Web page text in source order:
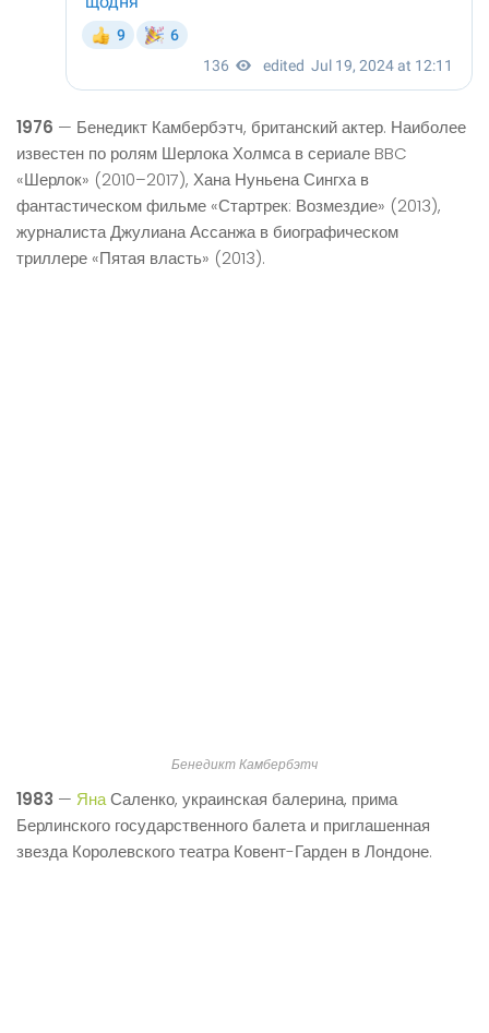
1976 — Бенедикт Камбербэтч, британский актер. Наиболее
известен по ролям Шерлока Холмса в сериале BBC
«Шерлок» (2010–2017), Хана Нуньена Сингха в
фантастическом фильме «Стартрек: Возмездие» (2013),
журналиста Джулиана Ассанжа в биографическом
триллере «Пятая власть» (2013).
Бенедикт Камбербэтч
1983 — ЯнаСаленко, украинская балерина, прима
Берлинского государственного балета и приглашенная
звезда Королевского театра Ковент-Гарден в Лондоне.